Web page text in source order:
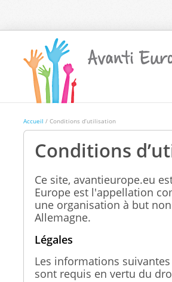
Accueil / Conditions d’utilisation
Conditions
Ce site, avantieurope.eu
Europe est l'appellation
une organisation à but
Allemagne.
Légales
Les informations suivantes
sont requis en vertu du